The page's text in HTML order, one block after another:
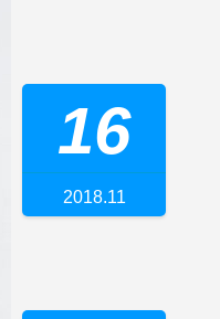
16
2018.11